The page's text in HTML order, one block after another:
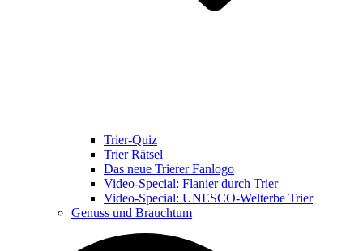
Trier-Quiz
Trier Rätsel
Das neue Trierer Fanlogo
Video-Special: Flanier durch Trier
Video-Special: UNESCO-Welterbe Trier
Genuss und Brauchtum